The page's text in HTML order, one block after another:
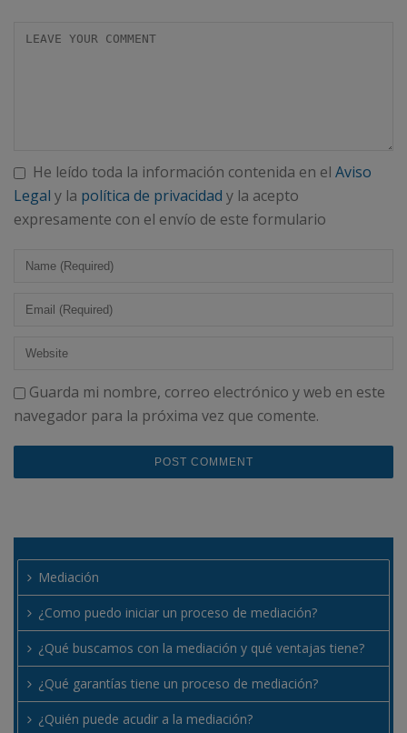
He leído toda la información contenida en el Aviso
Legal y la política de privacidad y la acepto
expresamente con el envío de este formulario
Guarda mi nombre, correo electrónico y web en este
navegador para la próxima vez que comente.
Mediación
¿Como puedo iniciar un proceso de mediación?
¿Qué buscamos con la mediación y qué ventajas tiene?
¿Qué garantías tiene un proceso de mediación?
¿Quién puede acudir a la mediación?